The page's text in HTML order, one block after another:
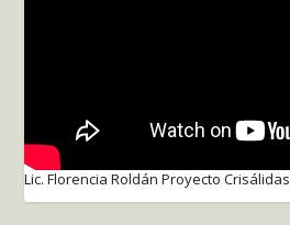
Lic. Florencia Roldán Proyecto Crisálidas